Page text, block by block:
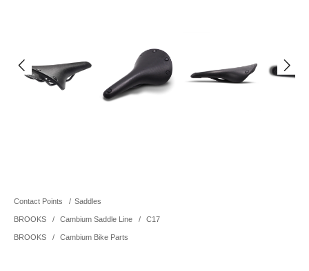
Contact Points / Saddles
BROOKS / Cambium Saddle Line / C17
BROOKS / Cambium Bike Parts